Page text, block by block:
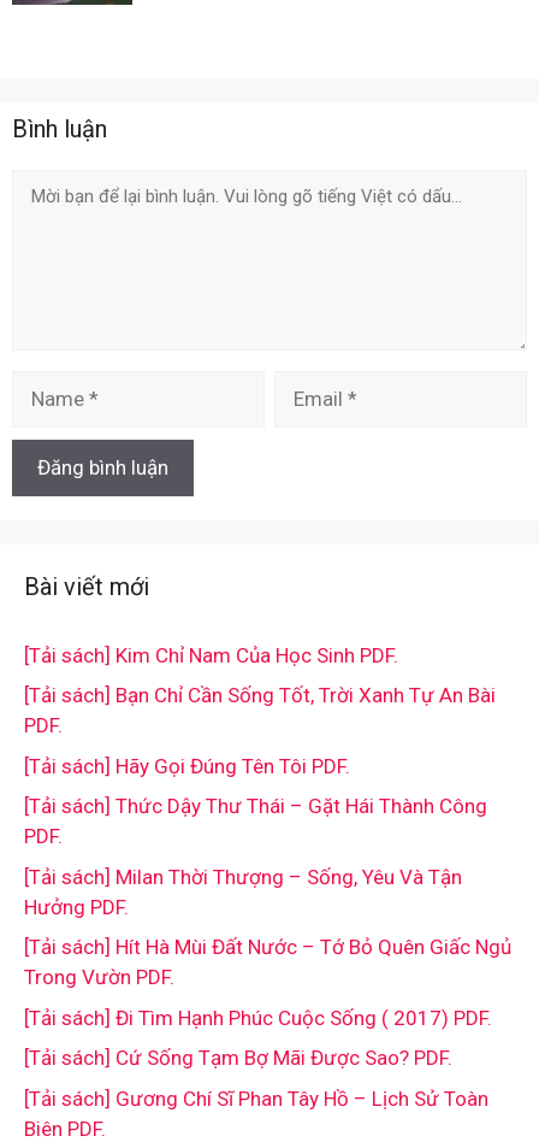
Bình luận
Comment
Bài viết mới
[Tải sách] Kim Chỉ Nam Của Học Sinh PDF.
[Tải sách] Bạn Chỉ Cần Sống Tốt, Trời Xanh Tự An Bài
PDF.
[Tải sách] Hãy Gọi Đúng Tên Tôi PDF.
[Tải sách] Thức Dậy Thư Thái – Gặt Hái Thành Công
PDF.
[Tải sách] Milan Thời Thượng – Sống, Yêu Và Tận
Hưởng PDF.
[Tải sách] Hít Hà Mùi Đất Nước – Tớ Bỏ Quên Giấc Ngủ
Trong Vườn PDF.
[Tải sách] Đi Tìm Hạnh Phúc Cuộc Sống ( 2017) PDF.
[Tải sách] Cứ Sống Tạm Bợ Mãi Được Sao? PDF.
[Tải sách] Gương Chí Sĩ Phan Tây Hồ – Lịch Sử Toàn
Biên PDF.